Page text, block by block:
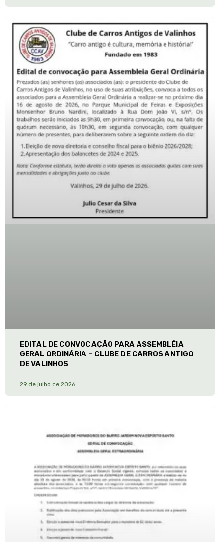
EDITAL DE CONVOCAÇÃO PARA ASSEMBLÉIA
GERAL ORDINÁRIA – CLUBE DE CARROS ANTIGO
DE VALINHOS
29 de julho de 2026